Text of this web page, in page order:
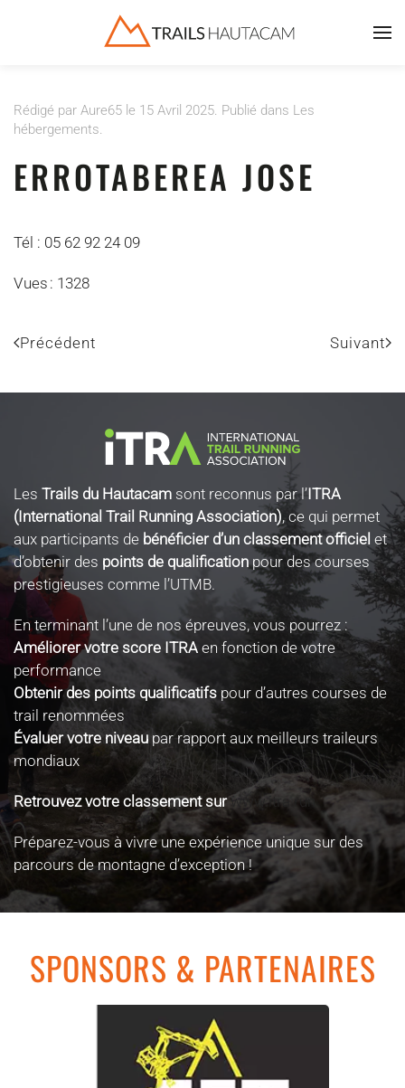
Accéder au contenu principal
Rédigé par Aure65 le 15 Avril 2025. Publié dans Les
hébergements.
ERROTABEREA JOSE
Tél : 05 62 92 24 09
Vues : 1328
Précédent Suivant
Les Trails du Hautacam sont reconnus par l’ITRA
(International Trail Running Association), ce qui permet
aux participants de bénéficier d’un classement officiel et
d’obtenir des points de qualificationpour des courses
prestigieuses comme l’UTMB.
En terminant l’une de nos épreuves, vous pourrez :
Améliorer votre score ITRA en fonction de votre
performance
Obtenir des points qualificatifs pour d’autres courses de
trail renommées
Évaluer votre niveau par rapport aux meilleurs traileurs
mondiaux
Retrouvez votre classement sur www.itra.run
Préparez-vous à vivre une expérience unique sur des
parcours de montagne d’exception !
SPONSORS & PARTENAIRES